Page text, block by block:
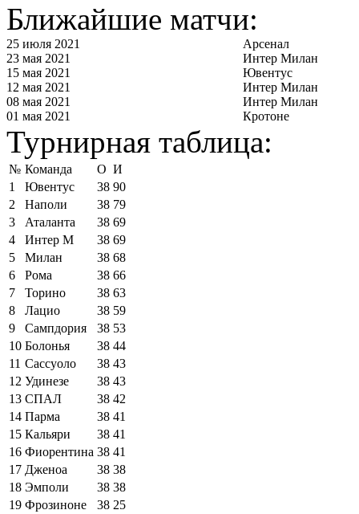
Ближайшие матчи:
25 июля 2021
Арсенал
23 мая 2021
Интер Милан
15 мая 2021
Ювентус
12 мая 2021
Интер Милан
08 мая 2021
Интер Милан
01 мая 2021
Кротоне
Турнирная таблица:
№ Команда О И
1
Ювентус 38 90
2
Наполи 38 79
3
Аталанта 38 69
4
Интер М 38 69
5
Милан 38 68
6
Рома 38 66
7
Торино 38 63
8
Лацио 38 59
9
Сампдория 38 53
10 Болонья 38 44
11 Сассуоло 38 43
12 Удинезе 38 43
13 СПАЛ 38 42
14 Парма 38 41
15 Кальяри 38 41
16 Фиорентина 38 41
17 Дженоа 38 38
18 Эмполи 38 38
19 Фрозиноне 38 25